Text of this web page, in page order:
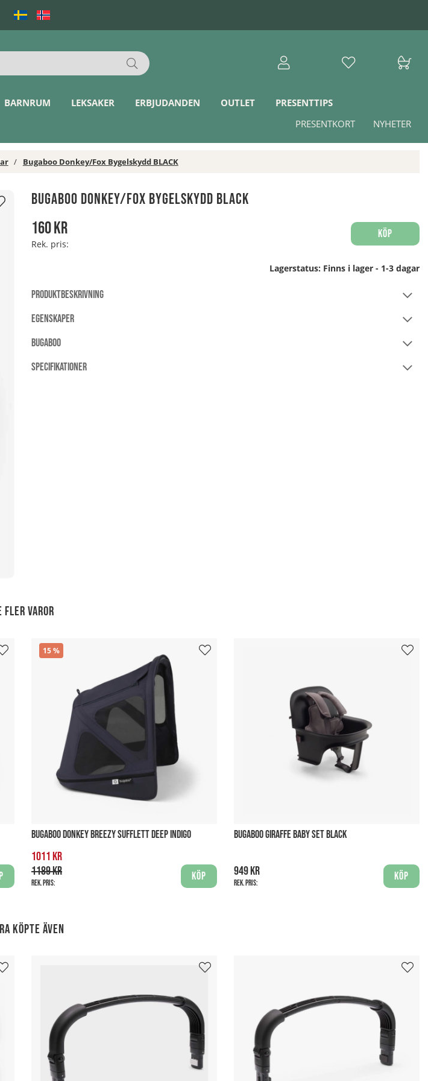
BARNRUM LEKSAKER ERBJUDANDEN OUTLET
PRESENTTIPS
NYHETER
PRESENTKORT
Bugaboo Donkey/Fox Bygelskydd BLACK
Bugaboo Donkey/Fox Bygelskydd BLACK
160kr
Rek. pris:
Köp
Lagerstatus: Finns i lager - 1-3 dagar
PRODUKTBESKRIVNING
EGENSKAPER
BUGABOO
SPECIFIKATIONER
fler varor
15
BUGABOO DONKEY BREEZY SUFFLETT DEEP INDIGO
1011 kr
1189 kr
Rek. pris:
Köp
BUGABOO GIRAFFE BABY SET BLACK
949 kr
Rek. pris:
Köp
köpte även